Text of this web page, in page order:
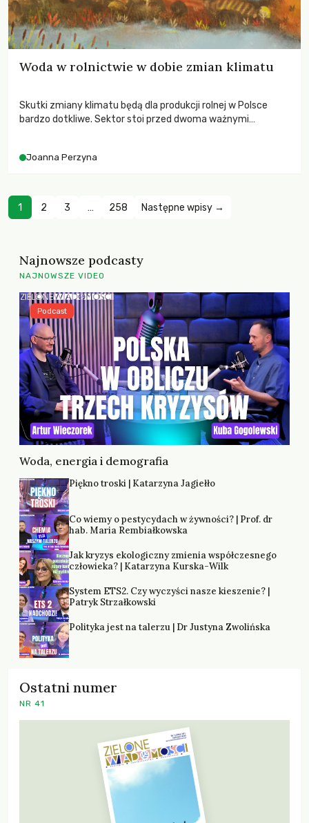
Woda w rolnictwie w dobie zmian klimatu
Skutki zmiany klimatu będą dla produkcji rolnej w Polsce
bardzo dotkliwe. Sektor stoi przed dwoma ważnymi
zachodzących zmian klimatycznych. Wymagać to będzie
Joanna Perzyna
1 2 3 … 258 Następne wpisy →
Najnowsze podcasty
NAJNOWSZE VIDEO
Woda, energia i demografia
Podcast
Piękno troski | Katarzyna Jagiełło
Co wiemy o pestycydach w żywności? | Prof. dr
hab. Maria Rembiałkowska
Jak kryzys ekologiczny zmienia współczesnego
człowieka? | Katarzyna Kurska-Wilk
System ETS2. Czy wyczyści nasze kieszenie? |
Patryk Strzałkowski
Polityka jest na talerzu | Dr Justyna Zwolińska
Ostatni numer
NR 41